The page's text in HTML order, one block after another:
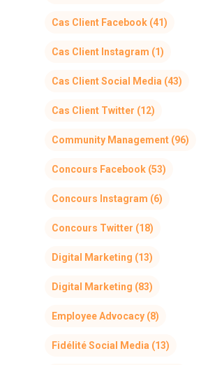
Cas Client Facebook (41)
Cas Client Instagram (1)
Cas Client Social Media (43)
Cas Client Twitter (12)
Community Management (96)
Concours Facebook (53)
Concours Instagram (6)
Concours Twitter (18)
Digital Marketing (13)
Digital Marketing (83)
Employee Advocacy (8)
Fidélité Social Media (13)